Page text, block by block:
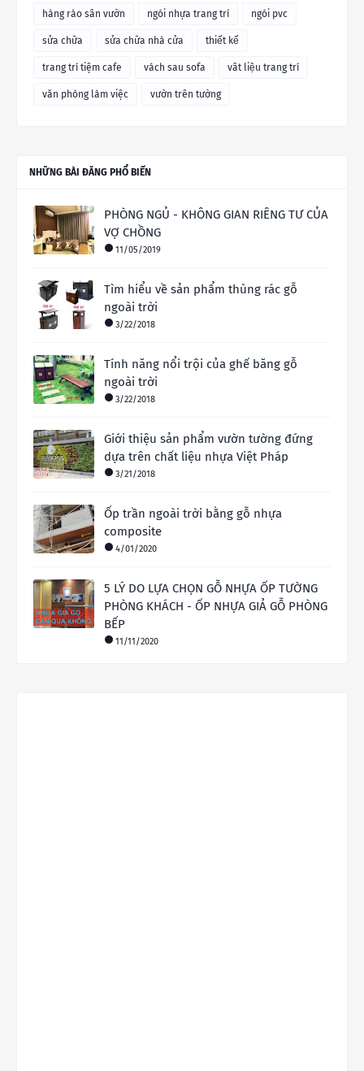
hàng rào sân vườn ngói nhựa trang trí ngói pvc
sửa chữa sửa chữa nhà cửa thiết kế
trang trí tiệm cafe vách sau sofa vât liệu trang trí
văn phòng làm việc vườn trên tường
NHỮNG BÀI ĐĂNG PHỔ BIẾN
PHÒNG NGỦ - KHÔNG GIAN RIÊNG TƯ CỦA
VỢ CHỒNG
11/05/2019
Tìm hiểu về sản phẩm thùng rác gỗ
ngoài trời
3/22/2018
Tính năng nổi trội của ghế băng gỗ
ngoài trời
3/22/2018
Giới thiệu sản phẩm vườn tường đứng
dựa trên chất liệu nhựa Việt Pháp
3/21/2018
Ốp trần ngoài trời bằng gỗ nhựa
composite
4/01/2020
5 LÝ DO LỰA CHỌN GỖ NHỰA ỐP TƯỜNG
PHÒNG KHÁCH - ỐP NHỰA GIẢ GỖ PHÒNG
BẾP
11/11/2020